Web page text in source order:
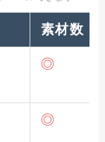
素材数
◎
◎